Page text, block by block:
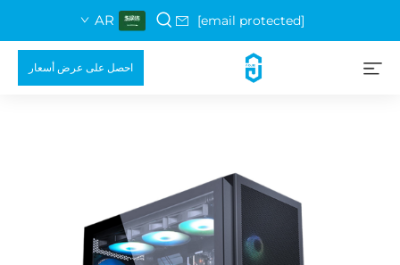
[email protected]
AR
احصل على عرض أسعار